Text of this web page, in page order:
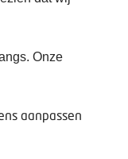
Onze
aanpassen